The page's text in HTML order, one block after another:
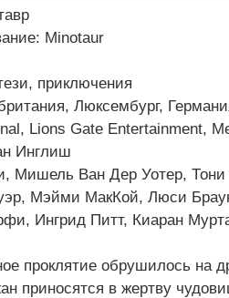
Minotaur
приключения
Люксембург,
Lions Gate Entertainment,
Инглиш
Мишель Ван Дер Уотер,
Мэйми МакКой, Люси
Ингрид Питт, Киаран
проклятие обрушилось на
приносятся в жертву